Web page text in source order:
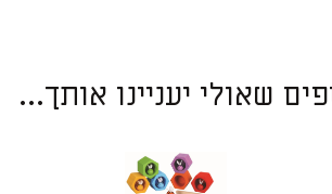
שאולי יעניינו אותך...